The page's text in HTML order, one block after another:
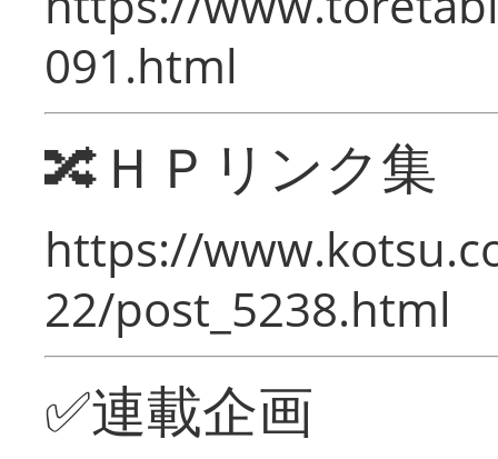
091.html
🔀ＨＰリンク集
https://
22/post_5238.html
✅連載企画